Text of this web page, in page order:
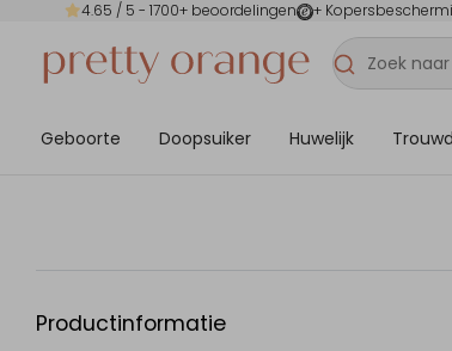
4.65 / 5 - 1700+ beoordelingen +
Geboorte Doopsuiker Huwelijk
Productinformatie